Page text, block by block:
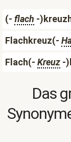
(- flach -
Flachkreuz(-
Flach(- Kreuz -
Das